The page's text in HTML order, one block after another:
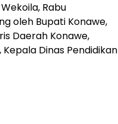
Rabu
oleh Bupati Konawe,
Daerah Konawe,
Kepala Dinas Pendidikan